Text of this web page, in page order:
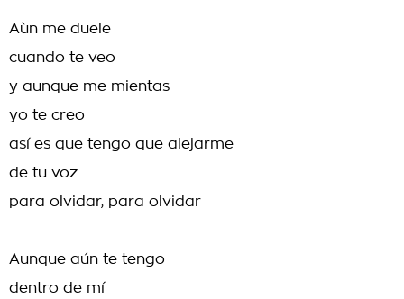
Aùn me duele
cuando te veo
y aunque me mientas
yo te creo
así es que tengo que alejarme
de tu voz
para olvidar, para olvidar
Aunque aún te tengo
dentro de mí